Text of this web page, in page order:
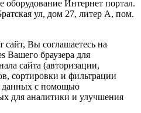
Интернет портал.
ул, дом 27, литер А, пом.
сайт, Вы соглашаетесь на
Вашего браузера для
сайта (авторизации,
сортировки и фильтрации
данных с помощью
для аналитики и улучшения